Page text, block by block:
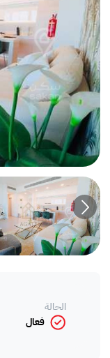
الحالة
فعال